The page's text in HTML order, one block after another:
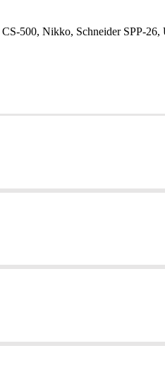
CS-500, Nikko, Schneider SPP-26,